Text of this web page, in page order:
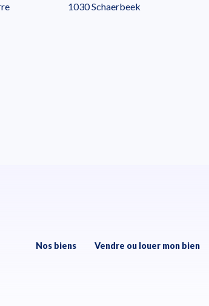
1030 Schaerbeek
Nos biens Vendre ou louer mon bien